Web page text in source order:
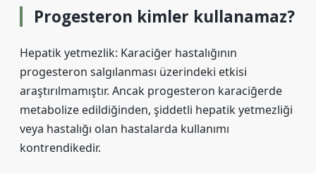
Progesteron kimler kullanamaz?
Hepatik yetmezlik: Karaciğer hastalığının
progesteron salgılanması üzerindeki etkisi
araştırılmamıştır. Ancak progesteron karaciğerde
metabolize edildiğinden, şiddetli hepatik yetmezliği
veya hastalığı olan hastalarda kullanımı
kontrendikedir.